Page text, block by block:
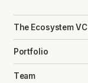
The Ecosystem VC
Portfolio
Team